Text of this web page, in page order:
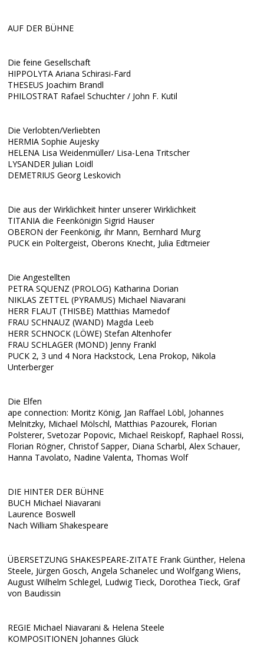
AUF DER BÜHNE
Die feine Gesellschaft
HIPPOLYTA Ariana Schirasi-Fard
THESEUS Joachim Brandl
PHILOSTRAT Rafael Schuchter / John F. Kutil
Die Verlobten/Verliebten
HERMIA Sophie Aujesky
HELENA Lisa Weidenmüller/ Lisa-Lena Tritscher
LYSANDER Julian Loidl
DEMETRIUS Georg Leskovich
Die aus der Wirklichkeit hinter unserer Wirklichkeit
TITANIA die Feenkönigin Sigrid Hauser
OBERON der Feenkönig, ihr Mann, Bernhard Murg
PUCK ein Poltergeist, Oberons Knecht, Julia Edtmeier
Die Angestellten
PETRA SQUENZ (PROLOG) Katharina Dorian
NIKLAS ZETTEL (PYRAMUS) Michael Niavarani
HERR FLAUT (THISBE) Matthias Mamedof
FRAU SCHNAUZ (WAND) Magda Leeb
HERR SCHNOCK (LÖWE) Stefan Altenhofer
FRAU SCHLAGER (MOND) Jenny Frankl
PUCK 2, 3 und 4 Nora Hackstock, Lena Prokop, Nikola
Unterberger
Die Elfen
ape connection: Moritz König, Jan Raffael Löbl, Johannes
Melnitzky, Michael Mölschl, Matthias Pazourek, Florian
Polsterer, Svetozar Popovic, Michael Reiskopf, Raphael Rossi,
Florian Rögner, Christof Sapper, Diana Scharbl, Alex Schauer,
Hanna Tavolato, Nadine Valenta, Thomas Wolf
DIE HINTER DER BÜHNE
BUCH Michael Niavarani
Laurence Boswell
Nach William Shakespeare
ÜBERSETZUNG SHAKESPEARE-ZITATE Frank Günther, Helena
Steele, Jürgen Gosch, Angela Schanelec und Wolfgang Wiens,
August Wilhelm Schlegel, Ludwig Tieck, Dorothea Tieck, Graf
von Baudissin
REGIE Michael Niavarani & Helena Steele
KOMPOSITIONEN Johannes Glück